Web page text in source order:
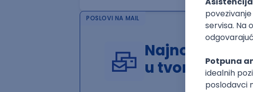
POSLOVI NA MAIL
Najnoviji
u tvom inboxu